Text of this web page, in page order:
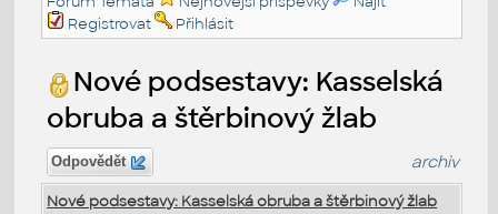
Registrovat
Přihlásit
Nové podsestavy: Kasselská
obruba a štěrbinový žlab
Odpovědět archiv
Nové podsestavy: Kasselská obruba a štěrbinový žlab